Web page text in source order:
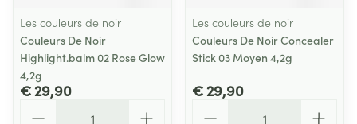
Les couleurs de noir
Couleurs De Noir
Highlight.balm 02 Rose Glow
4,2g
€ 29,90
Les couleurs de noir
Couleurs De Noir Concealer
Stick 03 Moyen 4,2g
€ 29,90